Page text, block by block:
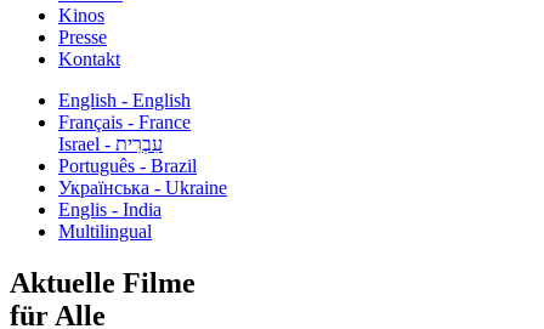
Kinos
Presse
Kontakt
English - English
Français - France
עִבְרִית - Israel
Português - Brazil
Українська - Ukraine
Englis - India
Multilingual
Aktuelle Filme
für Alle